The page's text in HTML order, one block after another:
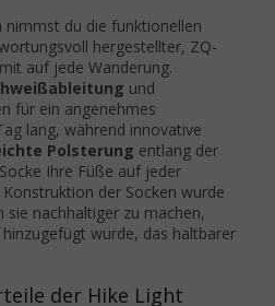
nimmst du die funktionellen
hergestellter, ZQ-
auf jede Wanderung.
und
für ein angenehmes
lang, während innovative
Polsterung entlang der
Ihre Füße auf jeder
der Socken wurde
nachhaltiger zu machen,
hinzugefügt wurde, das haltbarer
der Hike Light